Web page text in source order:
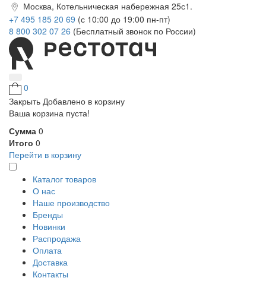
Москва, Котельническая набережная 25с1.
+7 495 185 20 69 (с 10:00 до 19:00 пн-пт)
8 800 302 07 26 (Бесплатный звонок по России)
0
Закрыть Добавлено в корзину
Ваша корзина пуста!
Сумма 0
Итого 0
Перейти в корзину
Каталог товаров
О нас
Наше производство
Бренды
Новинки
Распродажа
Оплата
Доставка
Контакты